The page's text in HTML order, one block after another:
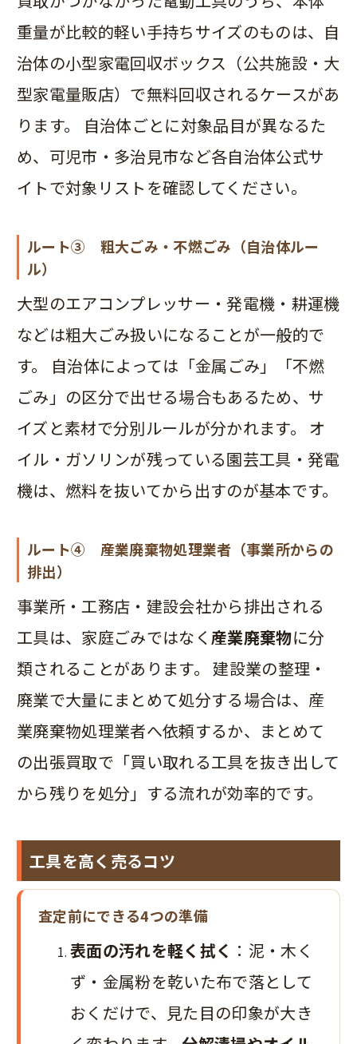
重量が比較的軽い手持ちサイズのものは、自
治体の小型家電回収ボックス（公共施設・大
型家電量販店）で無料回収されるケースがあ
ります。 自治体ごとに対象品目が異なるた
め、可児市・多治見市など各自治体公式サ
イトで対象リストを確認してください。
ルート③ 粗大ごみ・不燃ごみ（自治体ルー
ル）
大型のエアコンプレッサー・発電機・耕運機
などは粗大ごみ扱いになることが一般的で
す。 自治体によっては「金属ごみ」「不燃
ごみ」の区分で出せる場合もあるため、サ
イズと素材で分別ルールが分かれます。 オ
イル・ガソリンが残っている園芸工具・発電
機は、燃料を抜いてから出すのが基本です。
ルート④ 産業廃棄物処理業者（事業所からの
排出）
事業所・工務店・建設会社から排出される
工具は、家庭ごみではなく産業廃棄物に分
類されることがあります。 建設業の整理・
廃業で大量にまとめて処分する場合は、産
業廃棄物処理業者へ依頼するか、まとめて
の出張買取で「買い取れる工具を抜き出して
から残りを処分」する流れが効率的です。
工具を高く売るコツ
査定前にできる4つの準備
表面の汚れを軽く拭く ：泥・木く
ず・金属粉を乾いた布で落として
おくだけで、見た目の印象が大き